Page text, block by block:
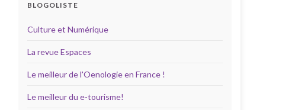
BLOGOLISTE
Culture et Numérique
La revue Espaces
Le meilleur de l'Oenologie en France !
Le meilleur du e-tourisme!